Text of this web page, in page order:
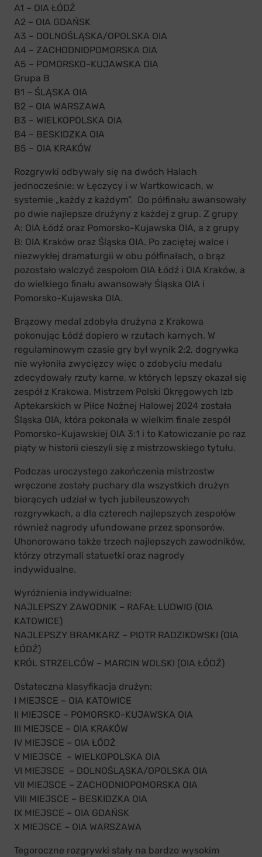
A1 – OIA ŁÓDŹ
A2 – OIA GDAŃSK
A3 – DOLNOŚLĄSKA/OPOLSKA OIA
A4 – ZACHODNIOPOMORSKA OIA
A5 – POMORSKO-KUJAWSKA OIA
Grupa B
B1 – ŚLĄSKA OIA
B2 – OIA WARSZAWA
B3 – WIELKOPOLSKA OIA
B4 – BESKIDZKA OIA
B5 – OIA KRAKÓW
Rozgrywki odbywały się na dwóch Halach
jednocześnie: w Łęczycy i w Wartkowicach, w
systemie „każdy z każdym”. Do półfinału awansowały
po dwie najlepsze drużyny z każdej z grup. Z grupy
A: OIA Łódź oraz Pomorsko-Kujawska OIA, a z grupy
B: OIA Kraków oraz Śląska OIA. Po zaciętej walce i
niezwykłej dramaturgii w obu półfinałach, o brąz
pozostało walczyć zespołom OIA Łódź i OIA Kraków, a
do wielkiego finału awansowały Śląska OIA i
Pomorsko-Kujawska OIA.
Brązowy medal zdobyła drużyna z Krakowa
pokonując Łódź dopiero w rzutach karnych. W
regulaminowym czasie gry był wynik 2:2, dogrywka
nie wyłoniła zwycięzcy więc o zdobyciu medalu
zdecydowały rzuty karne, w których lepszy okazał się
zespół z Krakowa. Mistrzem Polski Okręgowych Izb
Aptekarskich w Piłce Nożnej Halowej 2024 została
Śląska OIA, która pokonała w wielkim finale zespół
Pomorsko-Kujawskiej OIA 3:1 i to Katowiczanie po raz
piąty w historii cieszyli się z mistrzowskiego tytułu.
Podczas uroczystego zakończenia mistrzostw
wręczone zostały puchary dla wszystkich drużyn
biorących udział w tych jubileuszowych
rozgrywkach, a dla czterech najlepszych zespołów
również nagrody ufundowane przez sponsorów.
Uhonorowano także trzech najlepszych zawodników,
którzy otrzymali statuetki oraz nagrody
indywidualne.
Wyróżnienia indywidualne:
NAJLEPSZY ZAWODNIK – RAFAŁ LUDWIG (OIA
KATOWICE)
NAJLEPSZY BRAMKARZ – PIOTR RADZIKOWSKI (OIA
ŁÓDŹ)
KRÓL STRZELCÓW – MARCIN WOLSKI (OIA ŁÓDŹ)
Ostateczna klasyfikacja drużyn:
I MIEJSCE – OIA KATOWICE
II MIEJSCE – POMORSKO-KUJAWSKA OIA
III MIEJSCE – OIA KRAKÓW
IV MIEJSCE – OIA ŁÓDŹ
V MIEJSCE – WIELKOPOLSKA OIA
VI MIEJSCE – DOLNOŚLĄSKA/OPOLSKA OIA
VII MIEJSCE – ZACHODNIOPOMORSKA OIA
VIII MIEJSCE – BESKIDZKA OIA
IX MIEJSCE – OIA GDAŃSK
X MIEJSCE – OIA WARSZAWA
Tegoroczne rozgrywki stały na bardzo wysokim